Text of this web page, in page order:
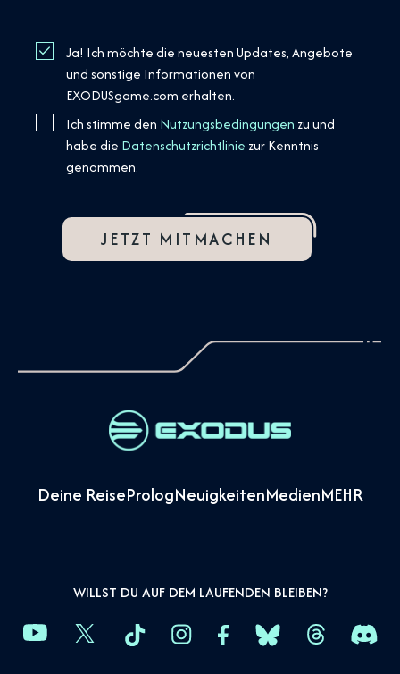
Ja! Ich möchte die neuesten Updates, Angebote
und sonstige Informationen von
EXODUSgame.com erhalten.
Ich stimme den Nutzungsbedingungen zu und
habe die Datenschutzrichtlinie zur Kenntnis
genommen.
JETZT MITMACHEN
Deine ReisePrologNeuigkeitenMedienMEHR
WILLST DU AUF DEM LAUFENDEN BLEIBEN?